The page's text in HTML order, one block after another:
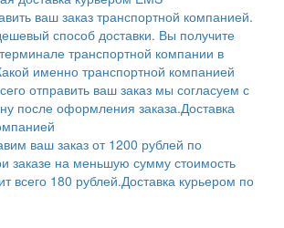
ваш заказ транспортной компанией.
способ доставки. Вы получите
транспортной компании в
именно транспортной компанией
отправить ваш заказ мы согласуем с
после оформления заказа.Доставка
ваш заказ от 1200 рублей по
заказе на меньшую сумму стоимость
всего 180 рублей.Доставка курьером по